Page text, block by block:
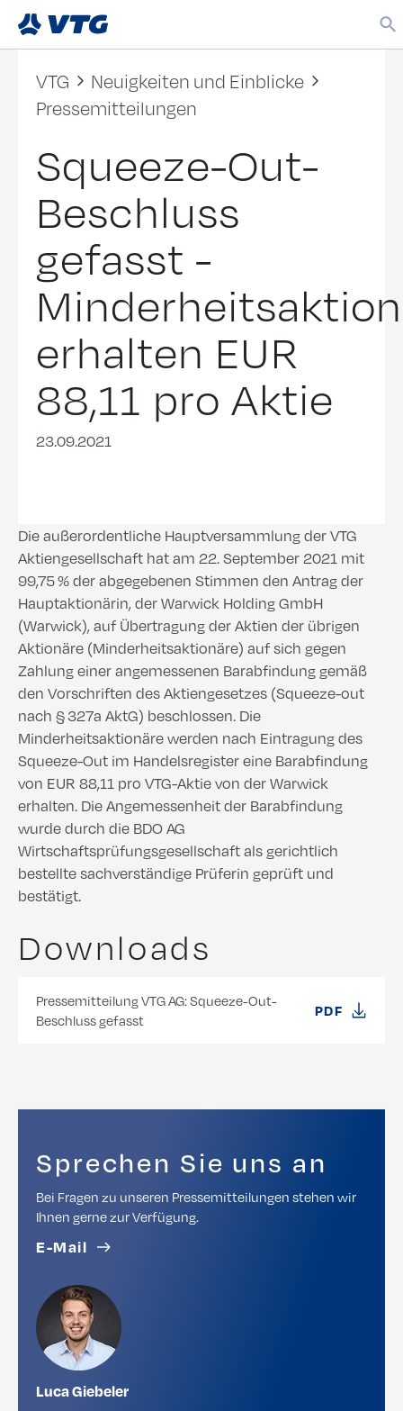
VTG
Neuigkeiten und Einblicke
Pressemitteilungen
Squeeze-Out-
Beschluss
gefasst -
erhalten EUR
88,11 pro Aktie
23.09.2021
Die außerordentliche Hauptversammlung der VTG
Aktiengesellschaft hat am 22. September 2021 mit
99,75 % der abgegebenen Stimmen den Antrag der
Hauptaktionärin, der Warwick Holding GmbH
(Warwick), auf Übertragung der Aktien der übrigen
Aktionäre (Minderheitsaktionäre) auf sich gegen
Zahlung einer angemessenen Barabfindung gemäß
den Vorschriften des Aktiengesetzes (Squeeze-out
nach § 327a AktG) beschlossen. Die
Minderheitsaktionäre werden nach Eintragung des
Squeeze-Out im Handelsregister eine Barabfindung
von EUR 88,11 pro VTG-Aktie von der Warwick
erhalten. Die Angemessenheit der Barabfindung
wurde durch die BDO AG
Wirtschaftsprüfungsgesellschaft als gerichtlich
bestellte sachverständige Prüferin geprüft und
bestätigt.
Downloads
Pressemitteilung VTG AG: Squeeze-Out-
Beschluss gefasst
PDF
Sprechen Sie uns an
Bei Fragen zu unseren Pressemitteilungen stehen wir
Ihnen gerne zur Verfügung.
E-Mail
Luca Giebeler